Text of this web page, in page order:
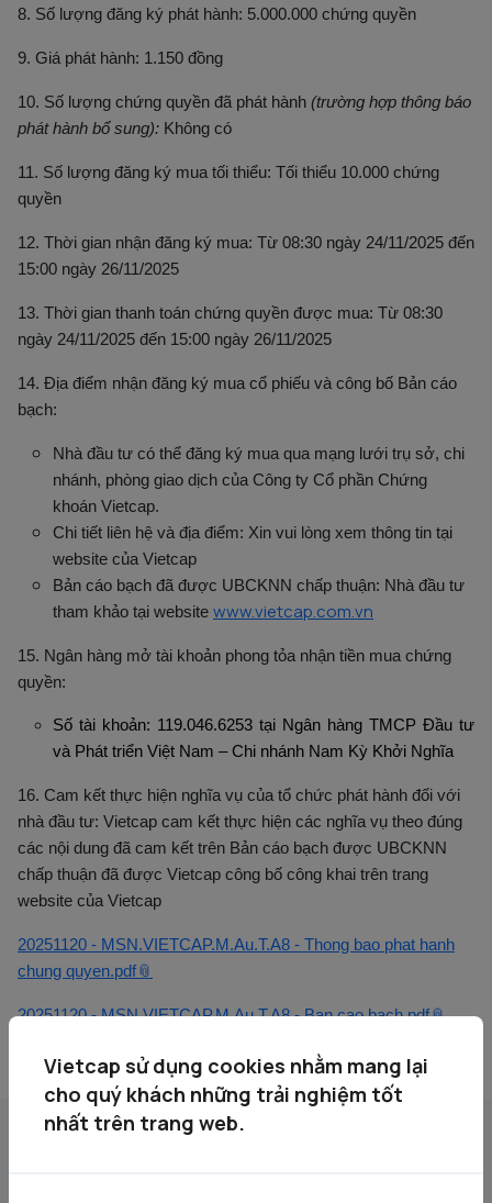
8. Số lượng đăng ký phát hành: 5.000.000 chứng quyền
9. Giá phát hành: 1.150 đồng
10. Số lượng chứng quyền đã phát hành (trường hợp thông báo
phát hành bổ sung): Không có
11. Số lượng đăng ký mua tối thiểu: Tối thiểu 10.000 chứng
quyền
12. Thời gian nhận đăng ký mua: Từ 08:30 ngày 24/11/2025 đến
15:00 ngày 26/11/2025
13. Thời gian thanh toán chứng quyền được mua: Từ 08:30
ngày 24/11/2025 đến 15:00 ngày 26/11/2025
14. Địa điểm nhận đăng ký mua cổ phiếu và công bố Bản cáo
bạch:
Nhà đầu tư có thể đăng ký mua qua mạng lưới trụ sở, chi
nhánh, phòng giao dịch của Công ty Cổ phần Chứng
khoán Vietcap.
Chi tiết liên hệ và địa điểm: Xin vui lòng xem thông tin tại
website của Vietcap
Bản cáo bạch đã được UBCKNN chấp thuận: Nhà đầu tư
tham khảo tại website www.vietcap.com.vn
15. Ngân hàng mở tài khoản phong tỏa nhận tiền mua chứng
quyền:
Số tài khoản: 119.046.6253 tại Ngân hàng TMCP Đầu tư
và Phát triển Việt Nam – Chi nhánh Nam Kỳ Khởi Nghĩa
16. Cam kết thực hiện nghĩa vụ của tổ chức phát hành đối với
nhà đầu tư: Vietcap cam kết thực hiện các nghĩa vụ theo đúng
các nội dung đã cam kết trên Bản cáo bạch được UBCKNN
chấp thuận đã được Vietcap công bố công khai trên trang
website của Vietcap
20251120 - MSN.VIETCAP.M.Au.T.A8 - Thong bao phat hanh
chung quyen.pdf
20251120 - MSN.VIETCAP.M.Au.T.A8 - Ban cao bach.pdf
Vietcap sử dụng cookies nhằm mang lại
cho quý khách những trải nghiệm tốt
nhất trên trang web.